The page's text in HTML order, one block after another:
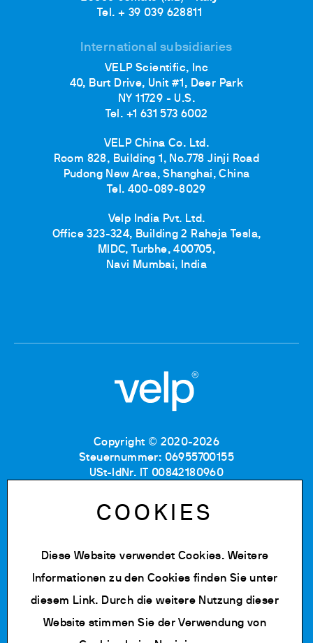
Tel. + 39 039 628811
International subsidiaries
VELP Scientific, Inc
40, Burt Drive, Unit #1, Deer Park
NY 11729 - U.S.
Tel. +1 631 573 6002
VELP China Co. Ltd.
Room 828, Building 1, No.778 Jinji Road
Pudong New Area, Shanghai, China
Tel. 400-089-8029
Velp India Pvt. Ltd.
Office 323-324, Building 2 Raheja Tesla,
MIDC, Turbhe, 400705,
Navi Mumbai, India
Copyright © 2020-2026
Steuernummer: 06955700155
USt-IdNr. IT 00842180960
Nummer im Verzeichnis
der Wirtschafts-und Verwaltungsdaten: MB-1129804
einbezahlt)
Datenschutz Richtlinie
Cookie Policy
Nutzungsbedingungen
COOKIES
Diese Website verwendet Cookies. Weitere
Informationen zu den Cookies finden Sie unter
diesem Link. Durch die weitere Nutzung dieser
Website stimmen Sie der Verwendung von